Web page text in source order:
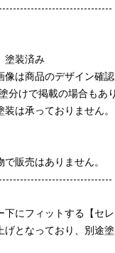
塗装済み
商品のデザイン確認
で掲載の場合もあり
承っておりません。
売はありません。
下にフィットする【セレ
となっており、別途塗